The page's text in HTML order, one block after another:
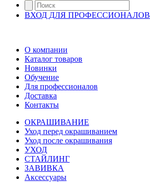
ВХОД ДЛЯ ПРОФЕССИОНАЛОВ
О компании
Каталог товаров
Новинки
Обучение
Для профессионалов
Доставка
Контакты
ОКРАШИВАНИЕ
Уход перед окрашиванием
Уход после окрашивания
УХОД
СТАЙЛИНГ
ЗАВИВКА
Аксессуары